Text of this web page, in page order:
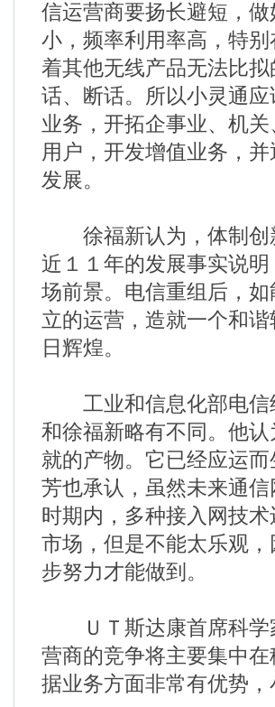
信运营商要扬长避短，
小，频率利用率高，特
着其他无线产品无法比
话、断话。所以小灵通
业务，开拓企事业、机
用户，开发增值业务，
发展。
徐福新认为，体制创
近１１年的发展事实说
场前景。电信重组后，
立的运营，造就一个和
日辉煌。
工业和信息化部电信
和徐福新略有不同。他
就的产物。它已经应运
芳也承认，虽然未来通
时期内，多种接入网技
市场，但是不能太乐观
步努力才能做到。
ＵＴ斯达康首席科学
营商的竞争将主要集中
据业务方面非常有优势